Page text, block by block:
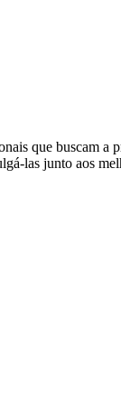
que buscam
las junto aos